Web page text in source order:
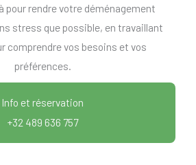
pour rendre votre déménagement
stress que possible, en travaillant
comprendre vos besoins et vos
préférences.
Info et réservation
+32 489 636 757